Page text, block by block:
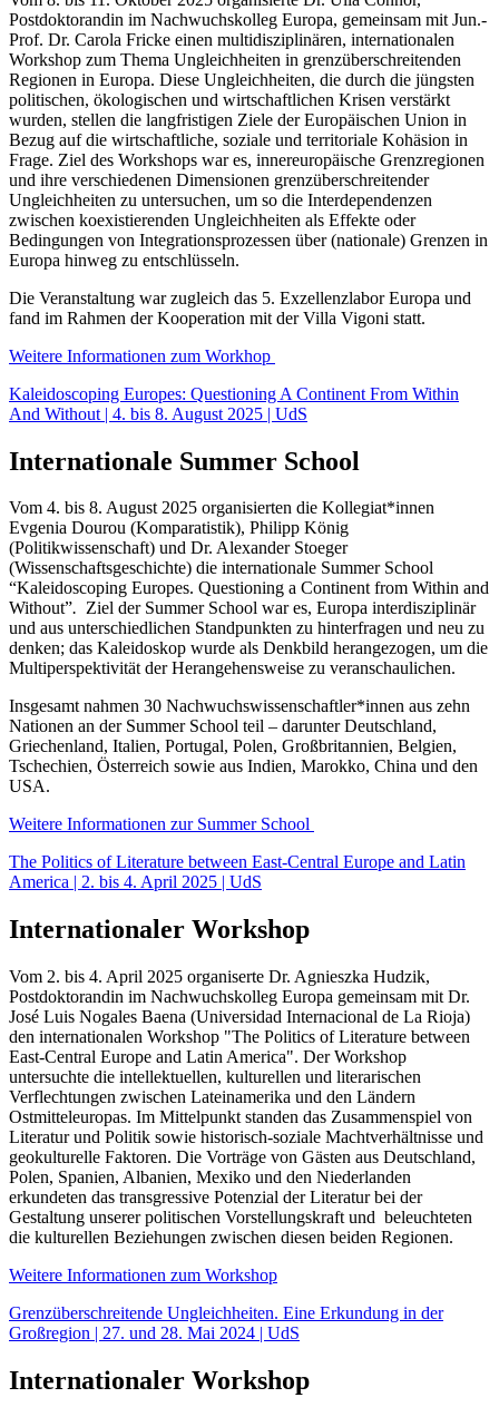
Postdoktorandin im Nachwuchskolleg Europa, gemeinsam mit Jun.-
Prof. Dr. Carola Fricke einen multidisziplinären, internationalen
Workshop zum Thema Ungleichheiten in grenzüberschreitenden
Regionen in Europa. Diese Ungleichheiten, die durch die jüngsten
politischen, ökologischen und wirtschaftlichen Krisen verstärkt
wurden, stellen die langfristigen Ziele der Europäischen Union in
Bezug auf die wirtschaftliche, soziale und territoriale Kohäsion in
Frage. Ziel des Workshops war es, innereuropäische Grenzregionen
und ihre verschiedenen Dimensionen grenzüberschreitender
Ungleichheiten zu untersuchen, um so die Interdependenzen
zwischen koexistierenden Ungleichheiten als Effekte oder
Bedingungen von Integrationsprozessen über (nationale) Grenzen in
Europa hinweg zu entschlüsseln.
Die Veranstaltung war zugleich das 5. Exzellenzlabor Europa und
fand im Rahmen der Kooperation mit der Villa Vigoni statt.
Weitere Informationen zum Workhop
Kaleidoscoping Europes: Questioning A Continent From Within
And Without | 4. bis 8. August 2025 | UdS
Internationale Summer School
Vom 4. bis 8. August 2025 organisierten die Kollegiat*innen
Evgenia Dourou (Komparatistik), Philipp König
(Politikwissenschaft) und Dr. Alexander Stoeger
(Wissenschaftsgeschichte) die internationale Summer School
“Kaleidoscoping Europes. Questioning a Continent from Within and
Without”. Ziel der Summer School war es, Europa interdisziplinär
und aus unterschiedlichen Standpunkten zu hinterfragen und neu zu
denken; das Kaleidoskop wurde als Denkbild herangezogen, um die
Multiperspektivität der Herangehensweise zu veranschaulichen.
Insgesamt nahmen 30 Nachwuchswissenschaftler*innen aus zehn
Nationen an der Summer School teil – darunter Deutschland,
Griechenland, Italien, Portugal, Polen, Großbritannien, Belgien,
Tschechien, Österreich sowie aus Indien, Marokko, China und den
USA.
Weitere Informationen zur Summer School
The Politics of Literature between East-Central Europe and Latin
America | 2. bis 4. April 2025 | UdS
Internationaler Workshop
Vom 2. bis 4. April 2025 organiserte Dr. Agnieszka Hudzik,
Postdoktorandin im Nachwuchskolleg Europa gemeinsam mit Dr.
José Luis Nogales Baena (Universidad Internacional de La Rioja)
den internationalen Workshop "The Politics of Literature between
East-Central Europe and Latin America". Der Workshop
untersuchte die intellektuellen, kulturellen und literarischen
Verflechtungen zwischen Lateinamerika und den Ländern
Ostmitteleuropas. Im Mittelpunkt standen das Zusammenspiel von
Literatur und Politik sowie historisch-soziale Machtverhältnisse und
geokulturelle Faktoren. Die Vorträge von Gästen aus Deutschland,
Polen, Spanien, Albanien, Mexiko und den Niederlanden
erkundeten das transgressive Potenzial der Literatur bei der
Gestaltung unserer politischen Vorstellungskraft und beleuchteten
die kulturellen Beziehungen zwischen diesen beiden Regionen.
Weitere Informationen zum Workshop
Grenzüberschreitende Ungleichheiten. Eine Erkundung in der
Großregion | 27. und 28. Mai 2024 | UdS
Internationaler Workshop